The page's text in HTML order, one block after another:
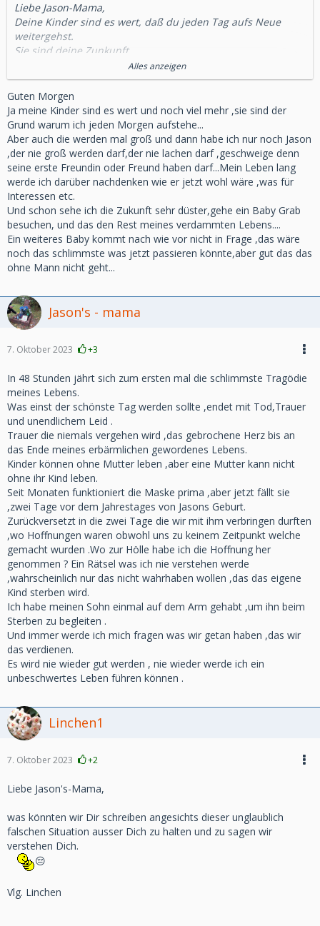
Liebe Jason-Mama,
Deine Kinder sind es wert, daß du jeden Tag aufs Neue
weitergehst.
Sie sind deine Zunkunft.
Du siehst sie lachen, sie trösten dich und du sie.
Dein kleiner Schatz ist mitten dabei und freut sich das er
euch hat.
Wenn auch in einer anderen Welt.
Kathi
Alles anzeigen
Guten Morgen
Ja meine Kinder sind es wert und noch viel mehr ,sie sind der
Grund warum ich jeden Morgen aufstehe...
Aber auch die werden mal groß und dann habe ich nur noch Jason
,der nie groß werden darf,der nie lachen darf ,geschweige denn
seine erste Freundin oder Freund haben darf...Mein Leben lang
werde ich darüber nachdenken wie er jetzt wohl wäre ,was für
Interessen etc.
Und schon sehe ich die Zukunft sehr düster,gehe ein Baby Grab
besuchen, und das den Rest meines verdammten Lebens....
Ein weiteres Baby kommt nach wie vor nicht in Frage ,das wäre
noch das schlimmste was jetzt passieren könnte,aber gut das das
ohne Mann nicht geht...
Jason's - mama
7. Oktober 2023 +3
In 48 Stunden jährt sich zum ersten mal die schlimmste Tragödie
meines Lebens.
Was einst der schönste Tag werden sollte ,endet mit Tod,Trauer
und unendlichem Leid .
Trauer die niemals vergehen wird ,das gebrochene Herz bis an
das Ende meines erbärmlichen gewordenes Lebens.
Kinder können ohne Mutter leben ,aber eine Mutter kann nicht
ohne ihr Kind leben.
Seit Monaten funktioniert die Maske prima ,aber jetzt fällt sie
,zwei Tage vor dem Jahrestages von Jasons Geburt.
Zurückversetzt in die zwei Tage die wir mit ihm verbringen durften
,wo Hoffnungen waren obwohl uns zu keinem Zeitpunkt welche
gemacht wurden .Wo zur Hölle habe ich die Hoffnung her
genommen ? Ein Rätsel was ich nie verstehen werde
,wahrscheinlich nur das nicht wahrhaben wollen ,das das eigene
Kind sterben wird.
Ich habe meinen Sohn einmal auf dem Arm gehabt ,um ihn beim
Sterben zu begleiten .
Und immer werde ich mich fragen was wir getan haben ,das wir
das verdienen.
Es wird nie wieder gut werden , nie wieder werde ich ein
unbeschwertes Leben führen können .
Linchen1
7. Oktober 2023 +2
Liebe Jason's-Mama,
was könnten wir Dir schreiben angesichts dieser unglaublich
falschen Situation ausser Dich zu halten und zu sagen wir
verstehen Dich.
😔
Vlg. Linchen